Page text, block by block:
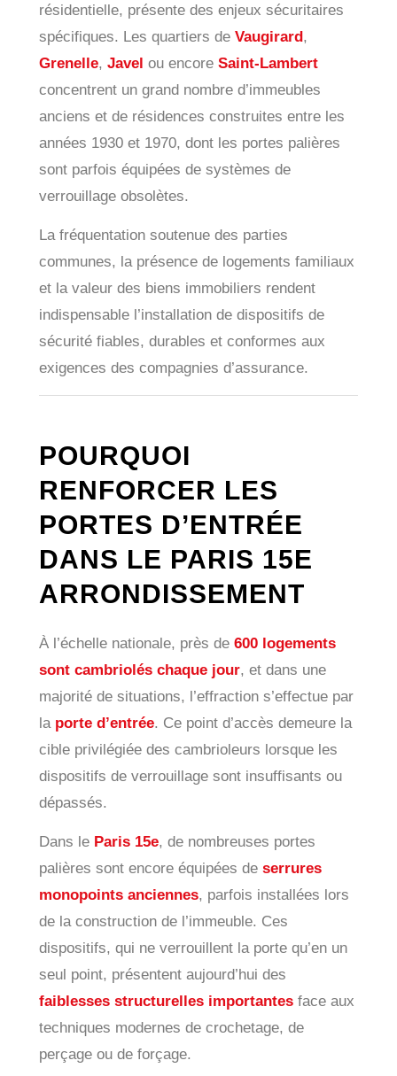
résidentielle, présente des enjeux sécuritaires
spécifiques. Les quartiers de Vaugirard,
Grenelle, Javel ou encore Saint-Lambert
concentrent un grand nombre d’immeubles
anciens et de résidences construites entre les
années 1930 et 1970, dont les portes palières
sont parfois équipées de systèmes de
verrouillage obsolètes.
La fréquentation soutenue des parties
communes, la présence de logements familiaux
et la valeur des biens immobiliers rendent
indispensable l’installation de dispositifs de
sécurité fiables, durables et conformes aux
exigences des compagnies d’assurance.
POURQUOI
RENFORCER LES
PORTES D’ENTRÉE
DANS LE PARIS 15E
ARRONDISSEMENT
À l’échelle nationale, près de 600 logements
sont cambriolés chaque jour, et dans une
majorité de situations, l’effraction s’effectue par
la porte d’entrée. Ce point d’accès demeure la
cible privilégiée des cambrioleurs lorsque les
dispositifs de verrouillage sont insuffisants ou
dépassés.
Dans le Paris 15e, de nombreuses portes
palières sont encore équipées de serrures
monopoints anciennes, parfois installées lors
de la construction de l’immeuble. Ces
dispositifs, qui ne verrouillent la porte qu’en un
seul point, présentent aujourd’hui des
faiblesses structurelles importantesface aux
techniques modernes de crochetage, de
perçage ou de forçage.